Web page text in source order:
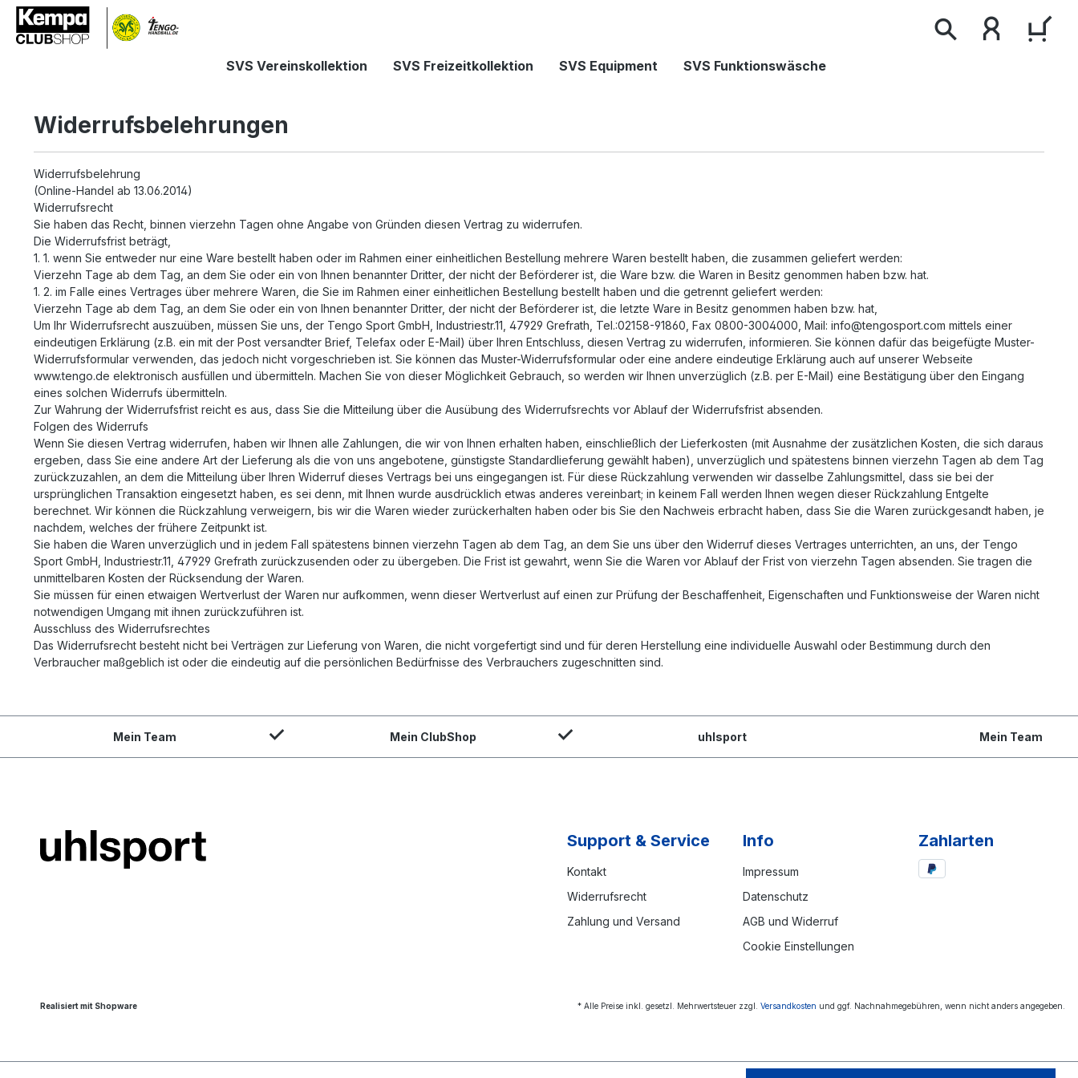
Zur Hauptnavigation springen
SVS Vereinskollektion SVS Freizeitkollektion SVS Equipment SVS Funktionswäsche
Widerrufsbelehrungen
Widerrufsbelehrung
(Online-Handel ab 13.06.2014)
Widerrufsrecht
Sie haben das Recht, binnen vierzehn Tagen ohne Angabe von Gründen diesen Vertrag zu widerrufen.
Die Widerrufsfrist beträgt,
1. 1. wenn Sie entweder nur eine Ware bestellt haben oder im Rahmen einer einheitlichen Bestellung mehrere Waren bestellt haben, die zusammen geliefert werden:
Vierzehn Tage ab dem Tag, an dem Sie oder ein von Ihnen benannter Dritter, der nicht der Beförderer ist, die Ware bzw. die Waren in Besitz genommen haben bzw. hat.
1. 2. im Falle eines Vertrages über mehrere Waren, die Sie im Rahmen einer einheitlichen Bestellung bestellt haben und die getrennt geliefert werden:
Vierzehn Tage ab dem Tag, an dem Sie oder ein von Ihnen benannter Dritter, der nicht der Beförderer ist, die letzte Ware in Besitz genommen haben bzw. hat,
Um Ihr Widerrufsrecht auszuüben, müssen Sie uns, der Tengo Sport GmbH, Industriestr.11, 47929 Grefrath, Tel.:02158-91860, Fax 0800-3004000, Mail: info@tengosport.com mittels einer
eindeutigen Erklärung (z.B. ein mit der Post versandter Brief, Telefax oder E-Mail) über Ihren Entschluss, diesen Vertrag zu widerrufen, informieren. Sie können dafür das beigefügte Muster-
Widerrufsformular verwenden, das jedoch nicht vorgeschrieben ist. Sie können das Muster-Widerrufsformular oder eine andere eindeutige Erklärung auch auf unserer Webseite
www.tengo.de elektronisch ausfüllen und übermitteln. Machen Sie von dieser Möglichkeit Gebrauch, so werden wir Ihnen unverzüglich (z.B. per E-Mail) eine Bestätigung über den Eingang
eines solchen Widerrufs übermitteln.
Zur Wahrung der Widerrufsfrist reicht es aus, dass Sie die Mitteilung über die Ausübung des Widerrufsrechts vor Ablauf der Widerrufsfrist absenden.
Folgen des Widerrufs
Wenn Sie diesen Vertrag widerrufen, haben wir Ihnen alle Zahlungen, die wir von Ihnen erhalten haben, einschließlich der Lieferkosten (mit Ausnahme der zusätzlichen Kosten, die sich daraus
ergeben, dass Sie eine andere Art der Lieferung als die von uns angebotene, günstigste Standardlieferung gewählt haben), unverzüglich und spätestens binnen vierzehn Tagen ab dem Tag
zurückzuzahlen, an dem die Mitteilung über Ihren Widerruf dieses Vertrags bei uns eingegangen ist. Für diese Rückzahlung verwenden wir dasselbe Zahlungsmittel, dass sie bei der
ursprünglichen Transaktion eingesetzt haben, es sei denn, mit Ihnen wurde ausdrücklich etwas anderes vereinbart; in keinem Fall werden Ihnen wegen dieser Rückzahlung Entgelte
berechnet. Wir können die Rückzahlung verweigern, bis wir die Waren wieder zurückerhalten haben oder bis Sie den Nachweis erbracht haben, dass Sie die Waren zurückgesandt haben, je
nachdem, welches der frühere Zeitpunkt ist.
Sie haben die Waren unverzüglich und in jedem Fall spätestens binnen vierzehn Tagen ab dem Tag, an dem Sie uns über den Widerruf dieses Vertrages unterrichten, an uns, der Tengo
Sport GmbH, Industriestr.11, 47929 Grefrath zurückzusenden oder zu übergeben. Die Frist ist gewahrt, wenn Sie die Waren vor Ablauf der Frist von vierzehn Tagen absenden. Sie tragen die
unmittelbaren Kosten der Rücksendung der Waren.
Sie müssen für einen etwaigen Wertverlust der Waren nur aufkommen, wenn dieser Wertverlust auf einen zur Prüfung der Beschaffenheit, Eigenschaften und Funktionsweise der Waren nicht
notwendigen Umgang mit ihnen zurückzuführen ist.
Ausschluss des Widerrufsrechtes
Das Widerrufsrecht besteht nicht bei Verträgen zur Lieferung von Waren, die nicht vorgefertigt sind und für deren Herstellung eine individuelle Auswahl oder Bestimmung durch den
Verbraucher maßgeblich ist oder die eindeutig auf die persönlichen Bedürfnisse des Verbrauchers zugeschnitten sind.
Mein Team Mein ClubShop uhlsport Mein Team
Support & Service
Kontakt
Widerrufsrecht
Zahlung und Versand
Info
Impressum
Datenschutz
AGB und Widerruf
Cookie Einstellungen
Zahlarten
* Alle Preise inkl. gesetzl. Mehrwertsteuer zzgl. Versandkosten und ggf. Nachnahmegebühren, wenn nicht anders angegeben.
Realisiert mit Shopware